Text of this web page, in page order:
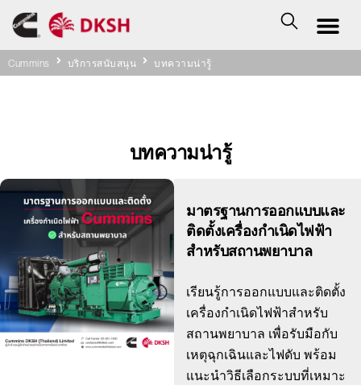
Cummins บริการสนับสนุน บทความน่ารู้
บทความน่ารู้
มาตรฐานการออกแบบและ
ติดตั้งเครื่องกำเนิดไฟฟ้า
สำหรับสถานพยาบาล
เรียนรู้การออกแบบและติดตั้ง
เครื่องกำเนิดไฟฟ้าสำหรับ
สถานพยาบาล เพื่อรับมือกับ
เหตุฉุกเฉินและไฟดับ พร้อม
แนะนำวิธีเลือกระบบที่เหมาะ